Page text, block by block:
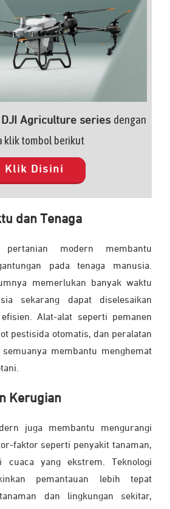
DJI Agriculture series dengan
klik tombol berikut
Klik Disini
dan Tenaga
pertanian modern membantu
pada tenaga manusia.
memerlukan banyak waktu
sekarang dapat diselesaikan
Alat-alat seperti pemanen
pestisida otomatis, dan peralatan
membantu menghemat
Kerugian
juga membantu mengurangi
faktor seperti penyakit tanaman,
cuaca yang ekstrem. Teknologi
pemantauan lebih tepat
dan lingkungan sekitar,